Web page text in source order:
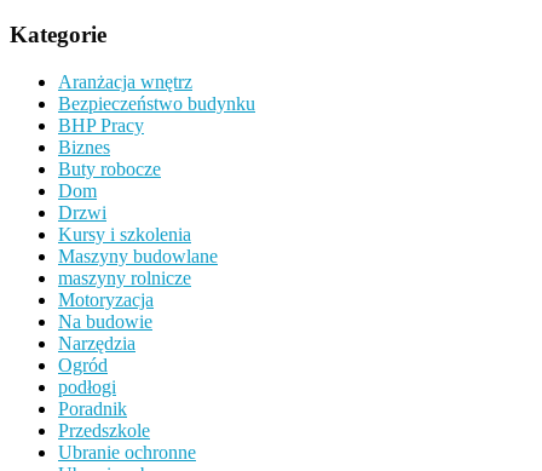
Kategorie
Aranżacja wnętrz
Bezpieczeństwo budynku
BHP Pracy
Biznes
Buty robocze
Dom
Drzwi
Kursy i szkolenia
Maszyny budowlane
maszyny rolnicze
Motoryzacja
Na budowie
Narzędzia
Ogród
podłogi
Poradnik
Przedszkole
Ubranie ochronne